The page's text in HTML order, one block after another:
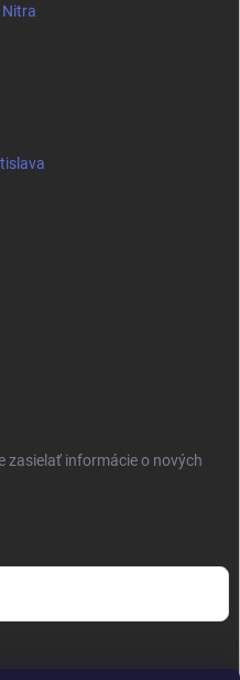
Nitra
zasielať informácie o nových